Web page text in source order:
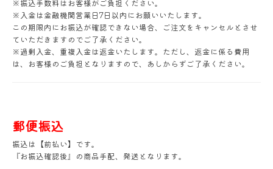
※振込手数料はお客様がご負担ください。
※入金は金融機関営業日7日以内にお願いいたします。
この期限内にお振込が確認できない場合、ご注文をキャンセルとさせ
ていただきますのでご了承ください。
※過剰入金、重複入金は返金いたします。ただし、返金に係る費用
は、お客様のご負担となりますので、あしからずご了承ください。
郵便振込
振込は【前払い】です。
『お振込確認後』の商品手配、発送となります。